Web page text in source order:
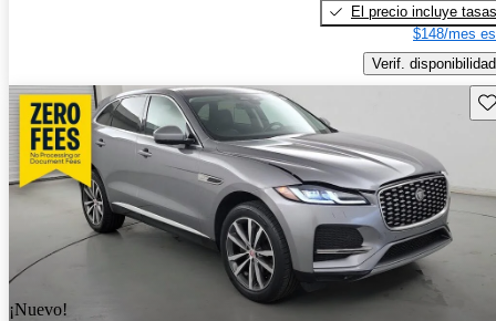
El precio incluye tasas
$148/mes
Verif. disponibilidad
¡Nuevo!